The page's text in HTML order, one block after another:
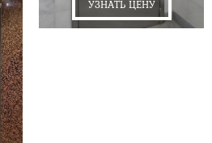
УЗНАТЬ ЦЕНУ